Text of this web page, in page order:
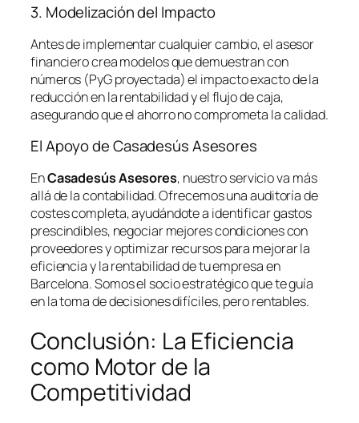
3. Modelización del Impacto
Antes de implementar cualquier cambio, el asesor
financiero crea modelos que demuestran con
números (PyG proyectada) el impacto exacto de la
reducción en la rentabilidad y el flujo de caja,
asegurando que el ahorro no comprometa la calidad.
El Apoyo de Casadesús Asesores
EnCasadesús Asesores, nuestro servicio va más
allá de la contabilidad. Ofrecemos una auditoría de
costes completa, ayudándote a identificar gastos
prescindibles, negociar mejores condiciones con
proveedores y optimizar recursos para mejorar la
eficiencia y la rentabilidad de tu empresa en
Barcelona. Somos el socio estratégico que te guía
en la toma de decisiones difíciles, pero rentables.
Conclusión: La Eficiencia
como Motor de la
Competitividad